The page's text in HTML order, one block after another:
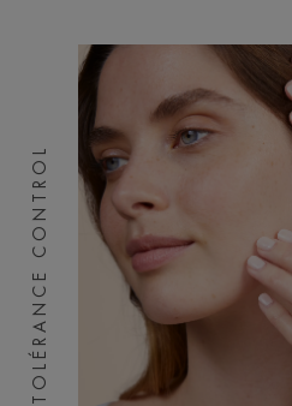
TOLÉRANCE CONTROL